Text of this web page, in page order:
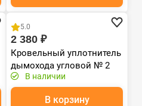
Хит продаж
5.0
2 380 ₽
Кровельный уплотнитель
дымохода угловой № 2
силикон 203-280 mm
серый
В наличии
В корзину